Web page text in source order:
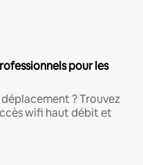
pour les
? Trouvez
wifi haut débit et